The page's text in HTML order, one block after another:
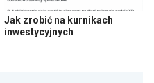
Jak zrobić na kurnikach
inwestycyjnych